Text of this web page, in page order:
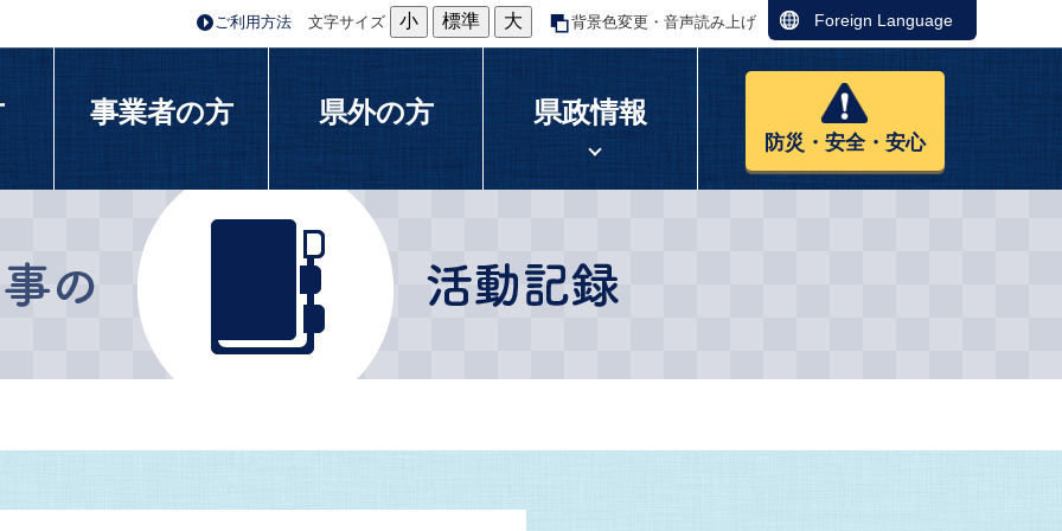
ご利用方法 文字サイズ 小 標準 大 背景色変更・音声読み上げ Foreign Language
事業者の方 県外の方 県政情報
防災・安全・安心